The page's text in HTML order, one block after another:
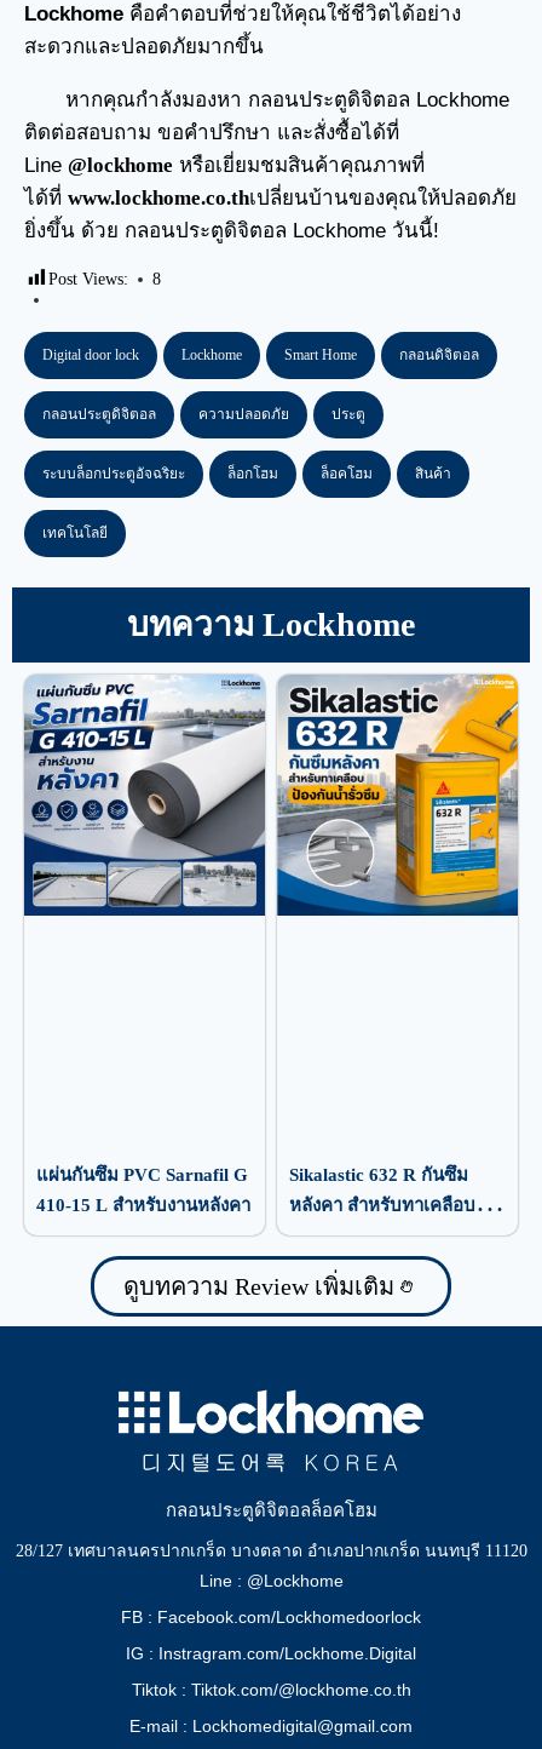
Lockhome คือคำตอบที่ช่วยให้คุณใช้ชีวิตได้อย่าง
สะดวกและปลอดภัยมากขึ้น
หากคุณกำลังมองหา กลอนประตูดิจิตอล Lockhome
ติดต่อสอบถาม ขอคำปรึกษา และสั่งซื้อได้ที่
Line @lockhome หรือเยี่ยมชมสินค้าคุณภาพที่
ได้ที่ www.lockhome.co.thเปลี่ยนบ้านของคุณให้ปลอดภัย
ยิ่งขึ้น ด้วย กลอนประตูดิจิตอล Lockhome วันนี้!
Post Views: 8
Digital door lock Lockhome Smart Home กลอนดิจิตอล
กลอนประตูดิจิตอล ความปลอดภัย ประตู
ระบบล็อกประตูอัจฉริยะ ล็อกโฮม ล็อคโฮม สินค้า
เทคโนโลยี
บทความ Lockhome
แผ่นกันซึม PVC Sarnafil G
410-15 L สำหรับงานหลังคา
Sikalastic 632 R กันซึม
หลังคา สำหรับทาเคลือบ
ป้องกันน้ำรั่วซึม
ดูบทความ Review เพิ่มเติม
กลอนประตูดิจิตอลล็อคโฮม
28/127 เทศบาลนครปากเกร็ด บางตลาด อำเภอปากเกร็ด นนทบุรี 11120
Line : @Lockhome
FB : Facebook.com/Lockhomedoorlock
IG : Instragram.com/Lockhome.Digital
Tiktok : Tiktok.com/@lockhome.co.th
E-mail : Lockhomedigital@gmail.com